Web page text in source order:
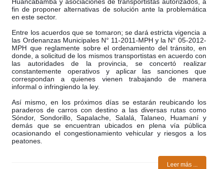
Huancabamba y asociaciones de transportistas autorizados, a
fin de proponer alternativas de solución ante la problemática
en este sector.
Entre los acuerdos que se tomaron; se dará estricta vigencia a
las Ordenanzas Municipales N° 11-2011-MPH y la N° 05-2012-
MPH que reglamente sobre el ordenamiento del tránsito, en
donde, a solicitud de los mismos transportistas en acuerdo con
las autoridades de la provincia, se concertó realizar
constantemente operativos y aplicar las sanciones que
correspondan a quienes vienen trabajando de manera
informal o infringiendo la ley.
Así mismo, en los próximos días se estarán reubicando los
paraderos de carros con destino a las diversas rutas como
Sóndor, Sondorillo, Sapalache, Salalá, Talaneo, Huamaní y
demás que se encuentran ubicados en plena vía pública
ocasionando el congestionamiento vehicular y riesgos a los
peatones.
Leer más ...